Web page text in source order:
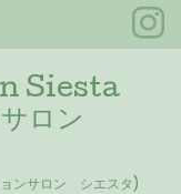
Siesta
ロン
ンサロン シエスタ)